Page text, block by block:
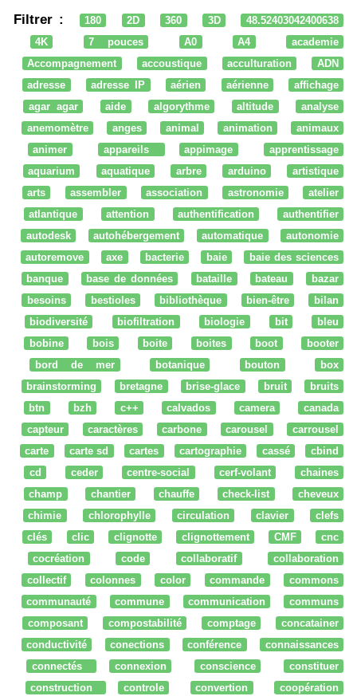
Filtrer : 180 2D 360 3D
48.52403042400638
4K
7 pouces A0 A4
academie
Accompagnement
accoustique acculturation
ADN
adresse
adresse IP aérien aérienne
affichage
agar agar
aide algorythme altitude
analyse
anemomètre
anges animal animation
animaux
animer
appareils appimage
apprentissage
aquarium
aquatique arbre arduino
artistique
arts
assembler association astronomie
atelier
atlantique
attention authentification
authentifier
autodesk
autohébergement automatique
autonomie
autoremove
axe bacterie baie
baie des sciences
banque
base de données bataille bateau
bazar
besoins
bestioles bibliothèque bien-être
bilan
biodiversité
biofiltration biologie bit
bleu
bobine
bois boite boites boot
booter
bord de mer
botanique bouton
box
brainstorming
bretagne brise-glace bruit
bruits
btn
bzh c++ calvados camera
canada
capteur
caractères carbone carousel
carrousel
carte
carte sd cartes cartographie cassé
cbind
cd
ceder centre-social cerf-volant
chaines
champ
chantier chauffe check-list
cheveux
chimie
chlorophylle circulation clavier
clefs
clés
clic clignotte clignottement CMF
cnc
cocréation
code collaboratif
collaboration
collectif
colonnes color commande
commons
communauté
commune communication
communs
composant
compostabilité comptage
concatainer
conductivité
conections conférence
connaissances
connectés
connexion conscience
constituer
construction
controle convertion
coopération